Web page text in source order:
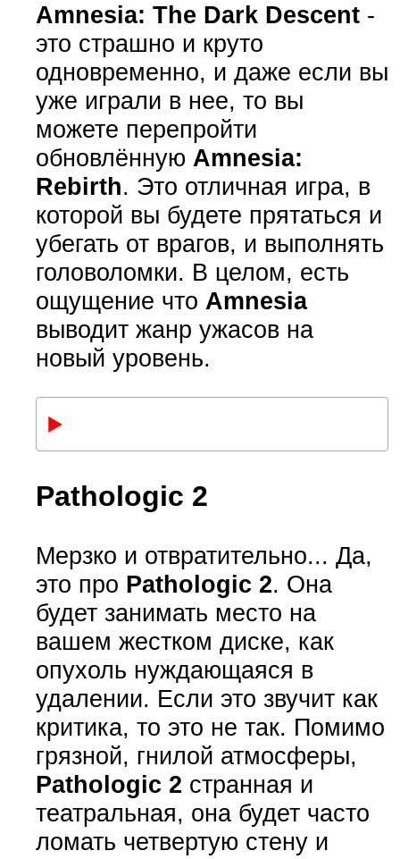
Amnesia: The Dark Descent-
это страшно и круто
одновременно, и даже если вы
уже играли в нее, то вы
можете перепройти
обновлённую Amnesia:
Rebirth. Это отличная игра, в
которой вы будете прятаться и
убегать от врагов, и выполнять
головоломки. В целом, есть
ощущение что Amnesia
выводит жанр ужасов на
новый уровень.
Pathologic 2
Мерзко и отвратительно... Да,
это про Pathologic 2. Она
будет занимать место на
вашем жестком диске, как
опухоль нуждающаяся в
удалении. Если это звучит как
критика, то это не так. Помимо
грязной, гнилой атмосферы,
Pathologic 2 странная и
театральная, она будет часто
ломать четвертую стену и